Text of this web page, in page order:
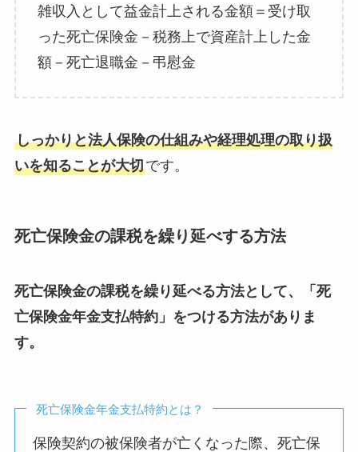
雑収入として益金計上される金額＝受け取
った死亡保険金－税務上で資産計上した金
額－死亡退職金－弔慰金
しっかりと法人保険の仕組みや経理処理の取り扱
いを知ることが大切です。
死亡保険金の課税を繰り延べする方法
死亡保険金の課税を繰り延べる方法として、「死
亡保険金年金支払特約」をつける方法がありま
す。
死亡保険金年金支払特約とは？
保険契約の被保険者が亡くなった際、死亡保